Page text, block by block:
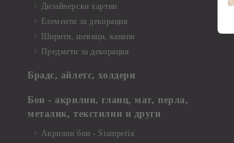
Дизайнерски хартии
Елементи за декорация
Ширити, шевици, канапи
Предмети за декорация
Брадс, айлетс, холдери
Бои - акрилни, гланц, мат, перла,
металик, текстилни и други
Акрилни бои - Stamperia